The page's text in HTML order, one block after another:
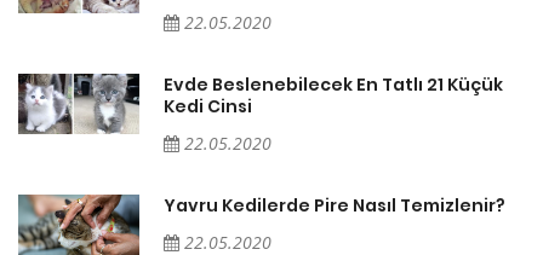
22.05.2020
Evde Beslenebilecek En Tatlı 21 Küçük
Kedi Cinsi
22.05.2020
Yavru Kedilerde Pire Nasıl Temizlenir?
22.05.2020